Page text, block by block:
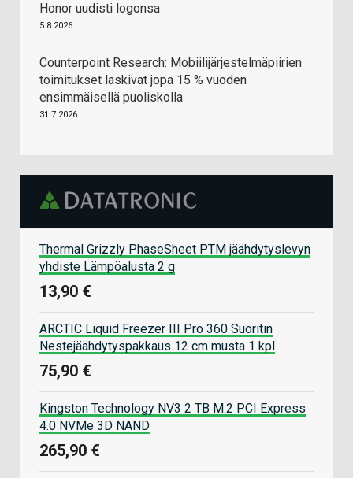
Honor uudisti logonsa
5.8.2026
Counterpoint Research: Mobiilijärjestelmäpiirien
toimitukset laskivat jopa 15 % vuoden
ensimmäisellä puoliskolla
31.7.2026
Thermal Grizzly PhaseSheet PTM jäähdytyslevyn
yhdiste Lämpöalusta 2 g
13,90 €
ARCTIC Liquid Freezer III Pro 360 Suoritin
Nestejäähdytyspakkaus 12 cm musta 1 kpl
75,90 €
Kingston Technology NV3 2 TB M.2 PCI Express
4.0 NVMe 3D NAND
265,90 €